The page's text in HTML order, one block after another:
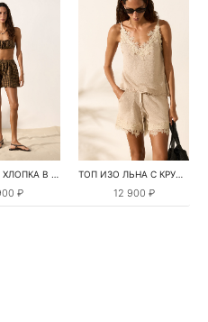
ШОРТЫ ИЗ ХЛОПКА В КЛЕТКУ
₽
ТОП ИЗО ЛЬНА С КРУЖЕВОМ
12 900 ₽